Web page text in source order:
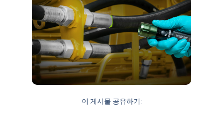
Spectroline 형광 누출 탐지 솔루션이 귀
사의 비즈니스에 어떤 도움을 줄 수 있
는지 확인해 보세요!
이 게시물 공유하기: